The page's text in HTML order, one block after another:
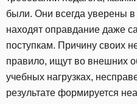
были. Они всегда уверены в
находят оправдание даже
поступкам. Причину своих
правило, ищут во внешних
учебных нагрузках,
результате формируется